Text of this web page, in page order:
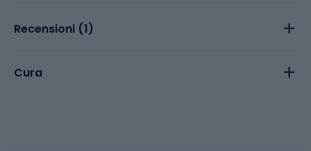
Recensioni (1)
Cura